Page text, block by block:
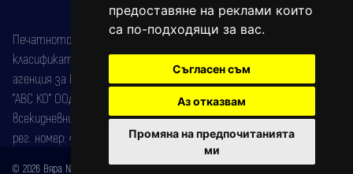
предоставяне на реклами които
са по-подходящи за вас.
Съгласен съм
Аз отказвам
Промяна на предпочитанията
ми
Печатното издание на вестника е регистрирано в националния
класификатор на печатните издания (Българска национална
агенция за ISSN) под номер: ISSN 1312-4722.
"АВС КО" ООД е притежател на марката: Вяра информационен
всекидневник на югозападна България, със свидетелство за марка
рег. номер: 47857/11.05.2004 година.
© 2026 Вяра News Всички права запазени!